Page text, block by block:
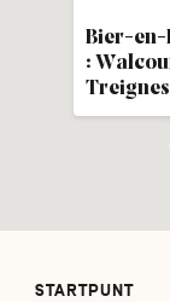
Bier-en-
:
Treignes
STARTPUNT